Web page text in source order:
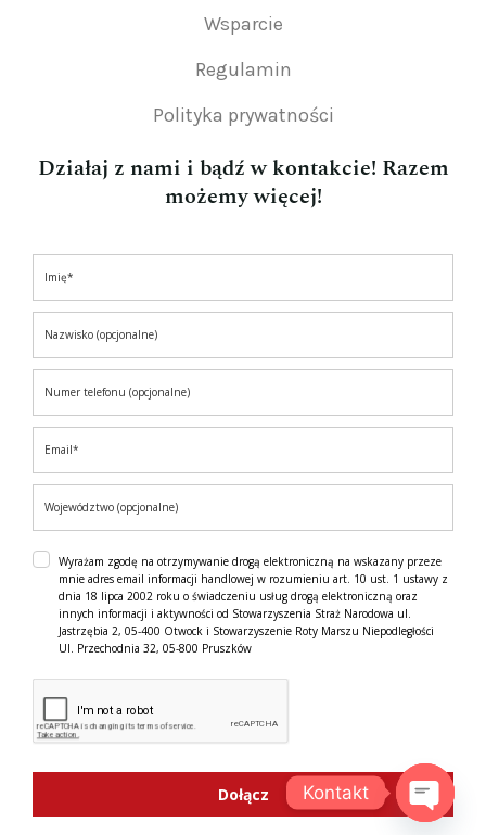
Wsparcie
Regulamin
Polityka prywatności
Działaj z nami i bądź w kontakcie! Razem
możemy więcej!
Wyrażam zgodę na otrzymywanie drogą elektroniczną na wskazany przeze
mnie adres email informacji handlowej w rozumieniu art. 10 ust. 1 ustawy z
dnia 18 lipca 2002 roku o świadczeniu usług drogą elektroniczną oraz
innych informacji i aktywności od Stowarzyszenia Straż Narodowa ul.
Jastrzębia 2, 05-400 Otwock i Stowarzyszenie Roty Marszu Niepodległości
Ul. Przechodnia 32, 05-800 Pruszków
Dołącz Kontakt